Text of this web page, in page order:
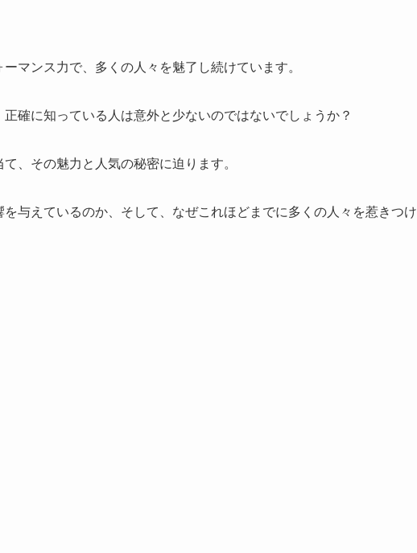
マンス力で、多くの人々を魅了し続けています。
確に知っている人は意外と少ないのではないでしょうか？
、その魅力と人気の秘密に迫ります。
与えているのか、そして、なぜこれほどまでに多くの人々を惹きつけ